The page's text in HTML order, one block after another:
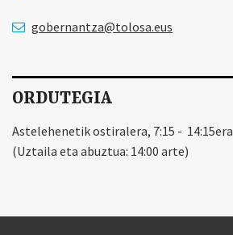
gobernantza@tolosa.eus
ORDUTEGIA
Astelehenetik ostiralera, 7:15 - 14:15era
(Uztaila eta abuztua: 14:00 arte)